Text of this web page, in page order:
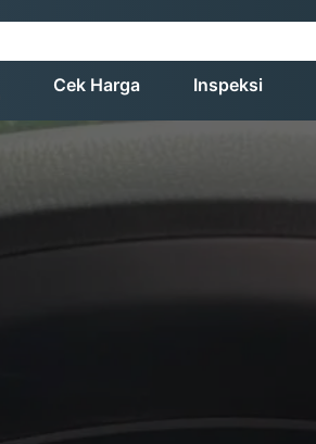
Cek Harga Inspeksi